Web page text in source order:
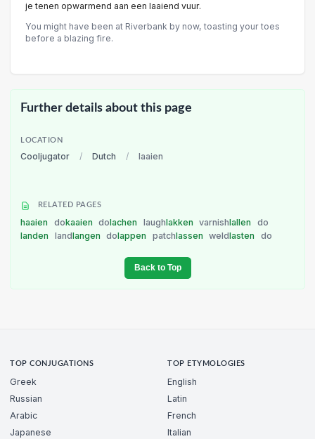
je tenen opwarmend aan een laaiend vuur.
You might have been at Riverbank by now, toasting your toes
before a blazing fire.
Further details about this page
LOCATION
Cooljugator / Dutch / laaien
RELATED PAGES
haaien dokaaien dolachen laughlakken varnishlallen
do
landen
landlangen dolappen patchlassen weldlasten do
Back to Top
TOP CONJUGATIONS
Greek
Russian
Arabic
Japanese
TOP ETYMOLOGIES
English
Latin
French
Italian